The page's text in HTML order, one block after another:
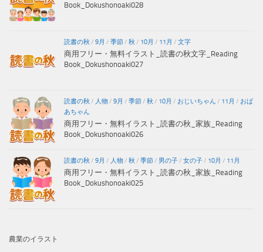
Book_Dokushonoaki028
読書の秋 / 9月 / 季節/ 秋 / 10月 / 11月 / 文字
商用フリー・無料イラスト_読書の秋文字_Reading
Book_Dokushonoaki027
読書の秋 / 人物/ 9月 / 季節/ 秋 / 10月 / おじいちゃん / 11月 / おば
あちゃん
商用フリー・無料イラスト_読書の秋_家族_Reading
Book_Dokushonoaki026
読書の秋 / 9月 / 人物/ 秋 / 季節/ 男の子/ 女の子/ 10月 / 11月
商用フリー・無料イラスト_読書の秋_家族_Reading
Book_Dokushonoaki025
農業のイラスト